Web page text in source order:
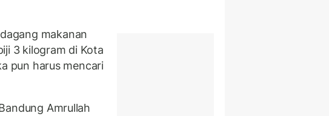
makanan
3 kilogram di Kota
pun harus mencari
Amrullah